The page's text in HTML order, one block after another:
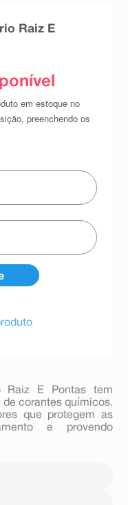
Raiz E Pontas tem
corantes químicos.
que protegem as
e provendo
Raiz E